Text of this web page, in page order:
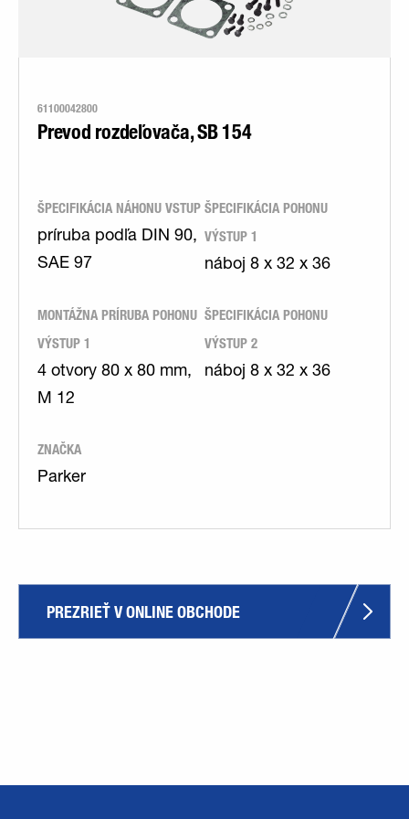
61100042800
Prevod rozdeľovača, SB 154
ŠPECIFIKÁCIA NÁHONU VSTUP
príruba podľa DIN 90,
SAE 97
ŠPECIFIKÁCIA POHONU
VÝSTUP 1
náboj 8 x 32 x 36
MONTÁŽNA PRÍRUBA POHONU
VÝSTUP 1
4 otvory 80 x 80 mm,
M 12
ŠPECIFIKÁCIA POHONU
VÝSTUP 2
náboj 8 x 32 x 36
ZNAČKA
Parker
PREZRIEŤ V ONLINE OBCHODE